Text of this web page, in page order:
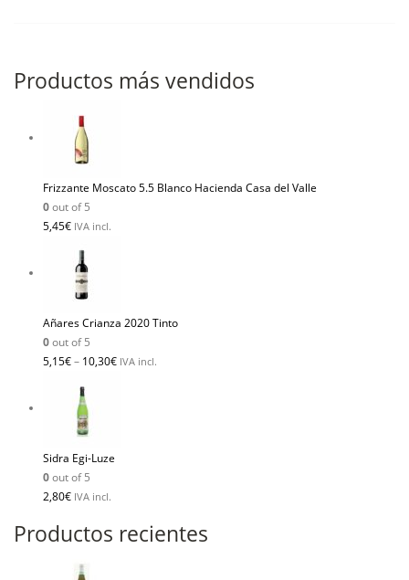
Productos más vendidos
Frizzante Moscato 5.5 Blanco Hacienda Casa del Valle
0out of 5
5,45€ IVA incl.
Añares Crianza 2020 Tinto
0out of 5
5,15€– 10,30€ IVA incl.
Sidra Egi-Luze
0out of 5
2,80€ IVA incl.
Productos recientes